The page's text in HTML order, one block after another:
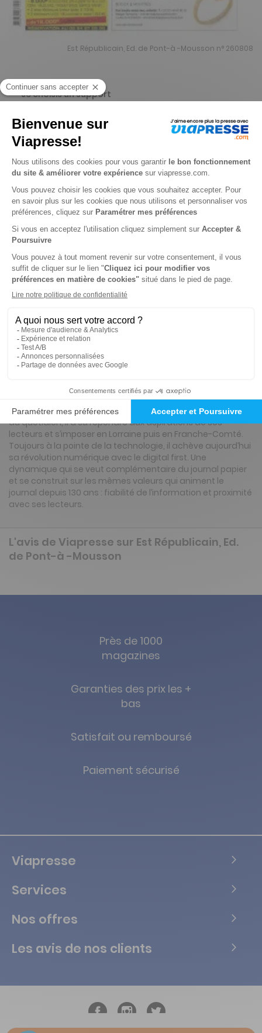
Est Républicain, Ed. de Pont-à -Mousson n° 260808
Je choisis un support
Papier
Je choisis une durée
-15%
Abonnement 1 an
359 n° • Papier + Web
450€
Tarif France métropolitaine
Renouvellement à date d’anniversaire
Présentation du magazine Est Républicain,
Ed. de Pont-à -Mousson
vieux quotidiens français. Grâce à la vitalité de ses
directeurs successifs, au professionnalisme de ses
journalistes, à la passion des personnes qui l’ont fabriqué
au quotidien, il a su répondre aux aspirations de ses
lecteurs et s’imposer en Lorraine puis en Franche-Comté.
Toujours à la pointe de la technologie, il achève aujourd’hui
sa révolution numérique avec le digital first. Une
dynamique qui se veut complémentaire du journal papier
et se construit sur les mêmes valeurs qui animent le
journal depuis 130 ans : fiabilité de l’information et proximité
avec ses lecteurs.
L'avis de Viapresse sur Est Républicain, Ed.
de Pont-à -Mousson
Près de 1000
magazines
Garanties des prix les +
bas
Satisfait ou remboursé
Paiement sécurisé
Viapresse
Services
Nos offres
Les avis de nos clients